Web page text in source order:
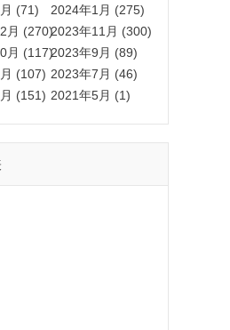
(71)
2024年1月 (275)
月 (270)2023年11月 (300)
月 (117)2023年9月 (89)
(107) 2023年7月 (46)
(151) 2021年5月 (1)